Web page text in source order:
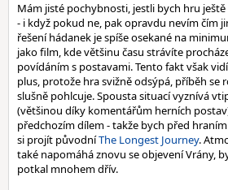
Mám jisté pochybnosti, jestli bych hru
- i když pokud ne, pak opravdu nevím čím
řešení hádanek je spíše osekané na
jako film, kde většinu času strávíte
povídáním s postavami. Tento fakt však
plus, protože hra svižně odsýpá, příběh se
slušně pohlcuje. Spousta situací vyznívá
(většinou díky komentářům herních
předchozím dílem - takže bych před
si projít původníThe Longest Journey.
také napomáhá znovu se objevení Vrány,
potkal mnohem dřív.